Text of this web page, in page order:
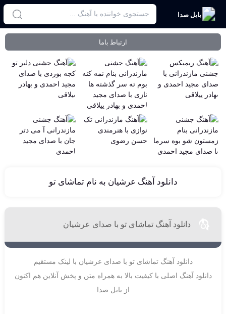
بابل صدا
ارتباط باما
دانلود آهنگ عرشیان به نام تماشای تو
دانلود آهنگ تماشای تو با صدای عرشیان
دانلود آهنگ تماشای تو با صدای عرشیان با لینک مستقیم
دانلود آهنگ اصلی با کیفیت بالا به همراه متن و پخش آنلاین هم اکنون
از بابل صدا